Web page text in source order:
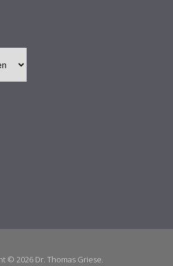
© 2026 Dr. Thomas Griese.